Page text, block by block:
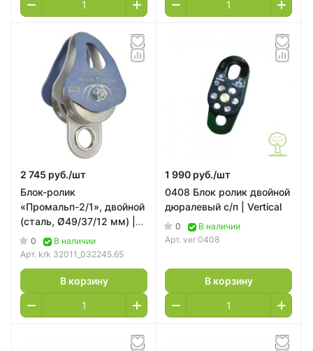
2 745 руб./шт
Блок-ролик
«Промальп-2/1», двойной
(сталь, Ø49/37/12 мм) |
ТМ Крок
0
В наличии
Арт. krk 32011_032245.65
В корзину
1 990 руб./шт
0408 Блок ролик двойной
дюралевый с/п | Vertical
0
В наличии
Арт. ver 0408
В корзину